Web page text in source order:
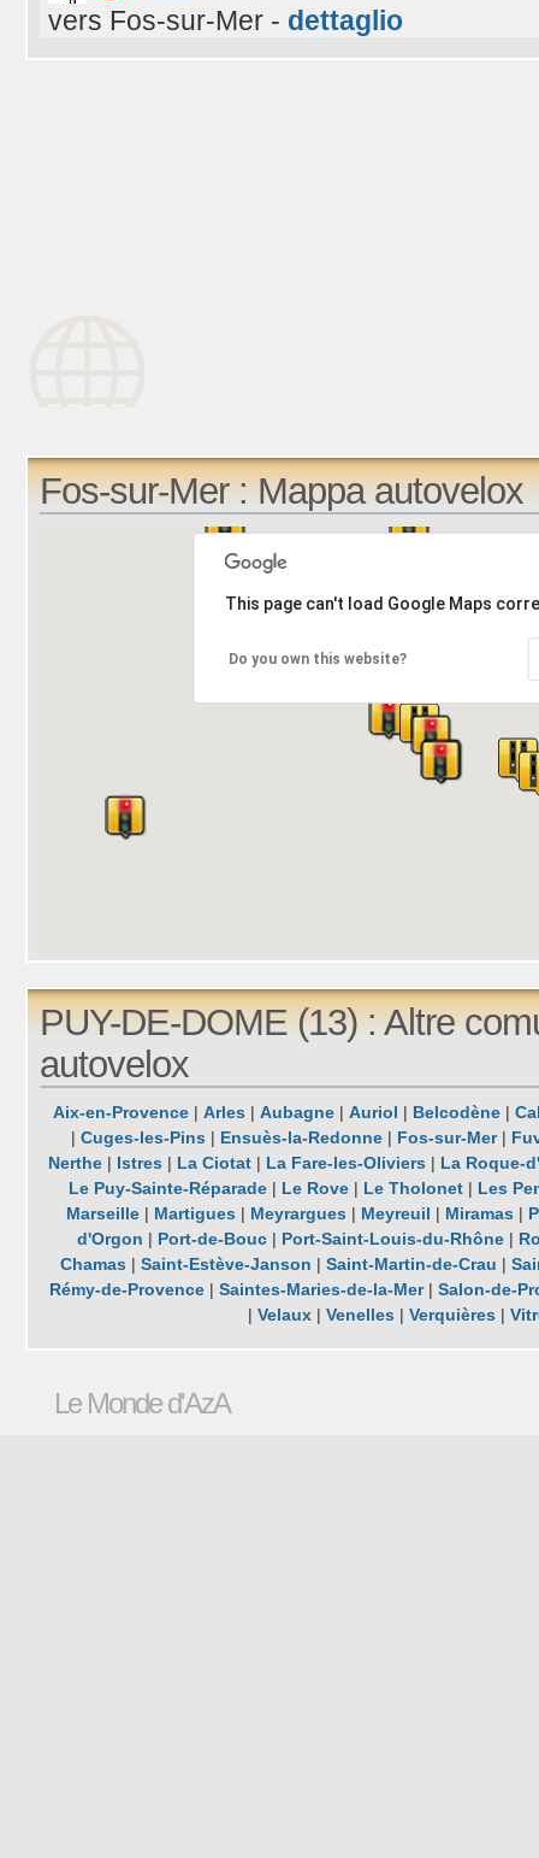
vers Fos-sur-Mer - dettaglio
Fos-sur-Mer : Mappa autovelox
This page can't load Google Maps
Do you own this website?
PUY-DE-DOME (13) : Altre
autovelox
Aix-en-Provence| Arles | Aubagne| Auriol | Belcodène|
| Cuges-les-Pins | Ensuès-la-Redonne| Fos-sur-Mer|
Nerthe | Istres | La Ciotat | La Fare-les-Oliviers | La Roque-
Le Puy-Sainte-Réparade | Le Rove | Le Tholonet | Les
Marseille| Martigues | Meyrargues | Meyreuil | Miramas |
d'Orgon | Port-de-Bouc | Port-Saint-Louis-du-Rhône |
Chamas |Saint-Estève-Janson |Saint-Martin-de-Crau |
Rémy-de-Provence |Saintes-Maries-de-la-Mer|Salon-de-
|Velaux |Venelles |Verquières |
Le Monde d'AzA